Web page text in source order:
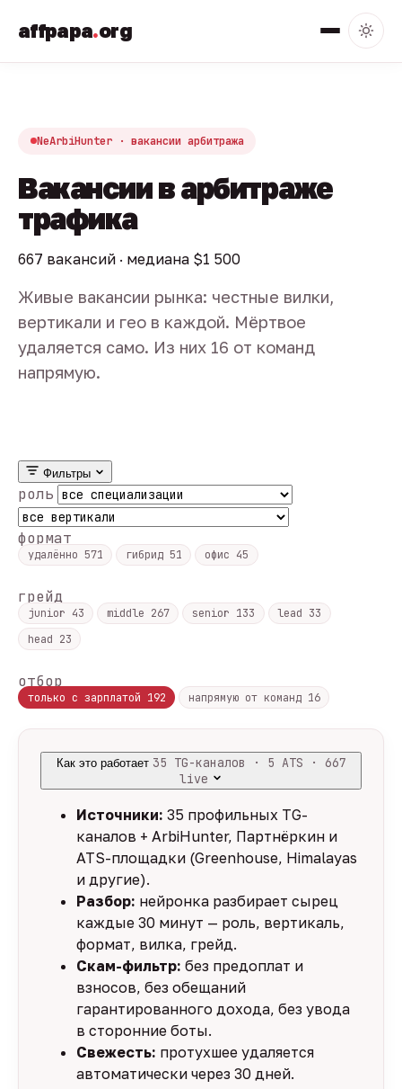
affpapa.org
NeArbiHunter · вакансии арбитража
Вакансии в арбитраже
трафика
667 вакансий · медиана $1 500
Живые вакансии рынка: честные вилки,
вертикали и гео в каждой. Мёртвое
удаляется само. Из них 16 от команд
напрямую.
Фильтры
роль
формат
удалённо 571 гибрид 51 офис 45
грейд
junior 43 middle 267 senior 133 lead 33
head 23
отбор
только с зарплатой 192 напрямую от команд 16
Как это работает 35 TG-каналов · 5 ATS · 667
live
Источники: 35 профильных TG-
каналов + ArbiHunter, Партнёркин и
ATS-площадки (Greenhouse, Himalayas
и другие).
Разбор: нейронка разбирает сырец
каждые 30 минут — роль, вертикаль,
формат, вилка, грейд.
Скам-фильтр: без предоплат и
взносов, без обещаний
гарантированного дохода, без увода
в сторонние боты.
Свежесть: протухшее удаляется
автоматически через 30 дней.